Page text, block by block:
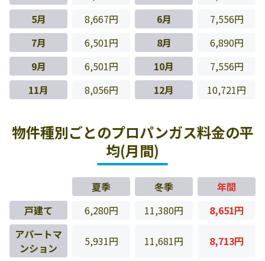
5月
8,667円 6月
7,556円
7月
6,501円 8月
6,890円
9月
6,501円 10月
7,556円
11月
8,056円 12月 10,721円
物件種別ごとのプロパンガス料金の平
均(月間)
夏季 冬季
年間
戸建て
6,280円 11,380円
8,651円
アパートマ
ンション
5,931円 11,681円 8,713円